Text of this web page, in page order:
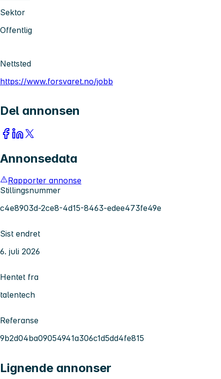
Sektor
Offentlig
Nettsted
https://www.forsvaret.no/jobb
Del annonsen
Annonsedata
Rapporter annonse
Stillingsnummer
c4e8903d-2ce8-4d15-8463-edee473fe49e
Sist endret
6. juli 2026
Hentet fra
talentech
Referanse
9b2d04ba09054941a306c1d5dd4fe815
Lignende annonser